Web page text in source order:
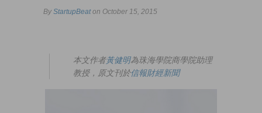
By StartupBeaton October 15, 2015
本文作者黃健明為珠海學院商學院助理
教授，原文刊於信報財經新聞